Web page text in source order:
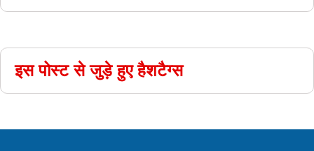
इस पोस्ट से जुड़े हुए हैशटैग्स